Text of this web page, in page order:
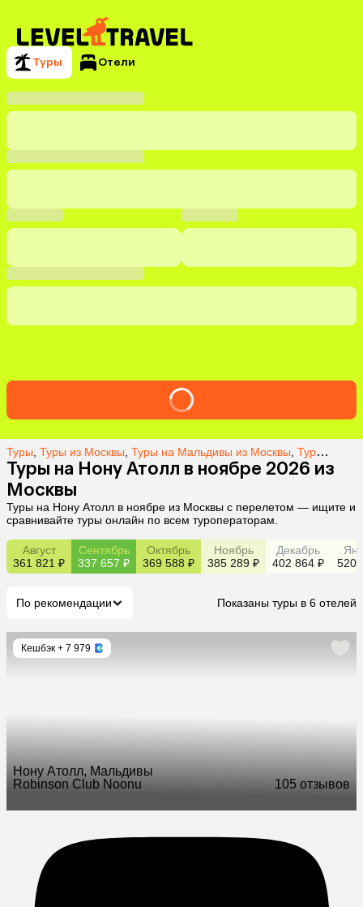
Туры Отели
Туры Туры из Москвы Туры на Мальдивы из Москвы Туры на Нону Атолл из Москвы
Туры на Нону Атолл в ноябре 2026 из
Москвы
Туры на Нону Атолл в ноябре из Москвы с перелетом — ищите и
сравнивайте туры онлайн по всем туроператорам.
Август
361 821 ₽
Сентябрь
337 657 ₽
Октябрь
369 588 ₽
Ноябрь
385 289 ₽
Декабрь
402 864 ₽
520
По рекомендации Показаны туры в 6 отелей
Кешбэк + 7 979
Нону Атолл, Мальдивы
Robinson Club Noonu
105 отзывов